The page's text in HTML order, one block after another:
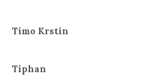
Timo Krstin
Tiphan